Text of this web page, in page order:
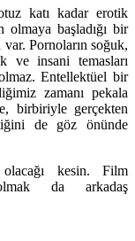
katı kadar erotik
başladığı bir
Pornoların soğuk,
ve insani temasları
olmaz. Entellektüel bir
zamanı pekala
birbiriyle gerçekten
de göz önünde
kesin. Film
da arkadaş